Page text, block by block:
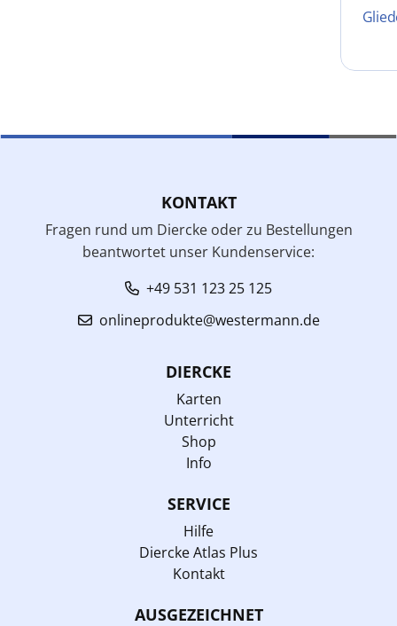
KONTAKT
Fragen rund um Diercke oder zu Bestellungen
beantwortet unser Kundenservice:
+49 531 123 25 125
onlineprodukte@westermann.de
DIERCKE
Karten
Unterricht
Shop
Info
SERVICE
Hilfe
Diercke Atlas Plus
Kontakt
AUSGEZEICHNET